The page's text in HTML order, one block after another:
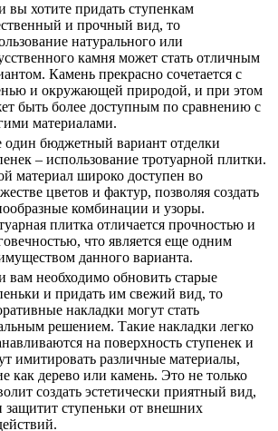
вы хотите придать ступенкам
и прочный вид, то
натурального или
камня может стать отличным
Камень прекрасно сочетается с
и окружающей природой, и при этом
быть более доступным по сравнению с
материалами.
бюджетный вариант отделки
– использование тротуарной плитки.
материал широко доступен во
цветов и фактур, позволяя создать
комбинации и узоры.
плитка отличается прочностью и
что является еще одним
данного варианта.
вам необходимо обновить старые
и придать им свежий вид, то
накладки могут стать
решением. Такие накладки легко
на поверхность ступенек и
имитировать различные материалы,
как дерево или камень. Это не только
создать эстетически приятный вид,
защитит ступеньки от внешних